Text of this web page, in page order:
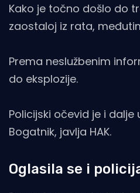
Kako je točno došlo do
zaostaloj iz rata,
Prema neslužbenim
do eksplozije.
Policijski očevid je i
Bogatnik, javlja HAK.
Oglasila se i